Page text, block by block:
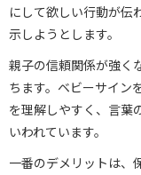
にして欲しい行動が伝
示しようとします。
親子の信頼関係が強く
ちます。ベビーサイン
を理解しやすく、言葉
いわれています。
一番のデメリットは、